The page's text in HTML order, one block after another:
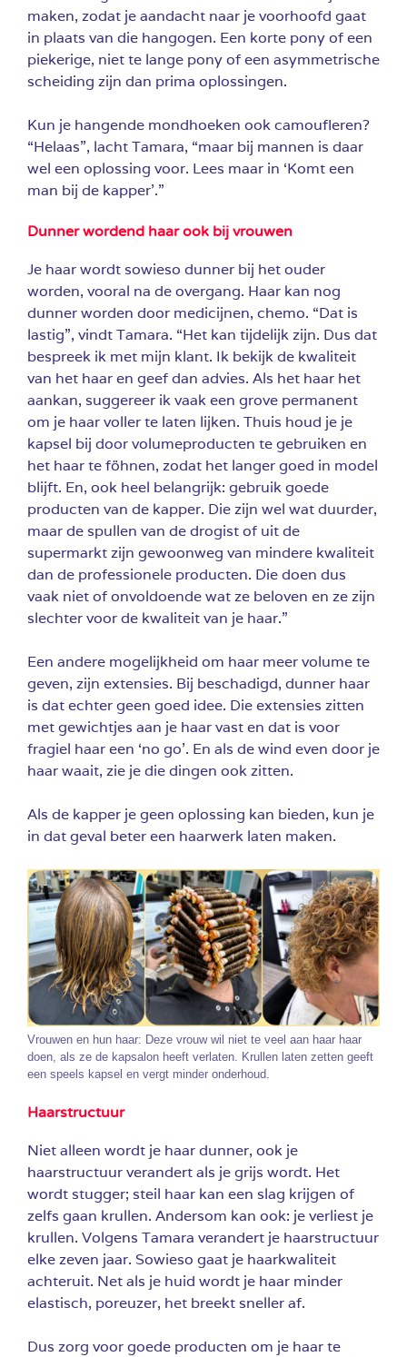
maken, zodat je aandacht naar je voorhoofd gaat
in plaats van die hangogen. Een korte pony of een
piekerige, niet te lange pony of een asymmetrische
scheiding zijn dan prima oplossingen.
Kun je hangende mondhoeken ook camoufleren?
“Helaas”, lacht Tamara, “maar bij mannen is daar
wel een oplossing voor. Lees maar in ‘Komt een
man bij de kapper’.”
Dunner wordend haar ook bij vrouwen
Je haar wordt sowieso dunner bij het ouder
worden, vooral na de overgang. Haar kan nog
dunner worden door medicijnen, chemo. “Dat is
lastig”, vindt Tamara. “Het kan tijdelijk zijn. Dus dat
bespreek ik met mijn klant. Ik bekijk de kwaliteit
van het haar en geef dan advies. Als het haar het
aankan, suggereer ik vaak een grove permanent
om je haar voller te laten lijken. Thuis houd je je
kapsel bij door volumeproducten te gebruiken en
het haar te föhnen, zodat het langer goed in model
blijft. En, ook heel belangrijk: gebruik goede
producten van de kapper. Die zijn wel wat duurder,
maar de spullen van de drogist of uit de
supermarkt zijn gewoonweg van mindere kwaliteit
dan de professionele producten. Die doen dus
vaak niet of onvoldoende wat ze beloven en ze zijn
slechter voor de kwaliteit van je haar.”
Een andere mogelijkheid om haar meer volume te
geven, zijn extensies. Bij beschadigd, dunner haar
is dat echter geen goed idee. Die extensies zitten
met gewichtjes aan je haar vast en dat is voor
fragiel haar een ‘no go’. En als de wind even door je
haar waait, zie je die dingen ook zitten.
Als de kapper je geen oplossing kan bieden, kun je
in dat geval beter een haarwerk laten maken.
Vrouwen en hun haar: Deze vrouw wil niet te veel aan haar haar
doen, als ze de kapsalon heeft verlaten. Krullen laten zetten geeft
een speels kapsel en vergt minder onderhoud.
Haarstructuur
Niet alleen wordt je haar dunner, ook je
haarstructuur verandert als je grijs wordt. Het
wordt stugger; steil haar kan een slag krijgen of
zelfs gaan krullen. Andersom kan ook: je verliest je
krullen. Volgens Tamara verandert je haarstructuur
elke zeven jaar. Sowieso gaat je haarkwaliteit
achteruit. Net als je huid wordt je haar minder
elastisch, poreuzer, het breekt sneller af.
Dus zorg voor goede producten om je haar te